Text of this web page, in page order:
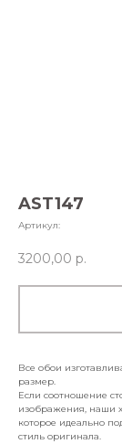
AST147
Артикул:
3200,00 р.
Все обои
размер.
Если соотношение
изображения, наши
которое идеально
стиль оригинала.